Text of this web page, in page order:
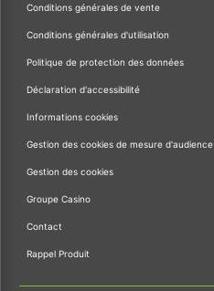
Conditions générales de vente
Conditions générales d'utilisation
Politique de protection des données
Déclaration d'accessibilité
Informations cookies
Gestion des cookies de mesure d'audience
Gestion des cookies
Groupe Casino
Contact
Rappel Produit